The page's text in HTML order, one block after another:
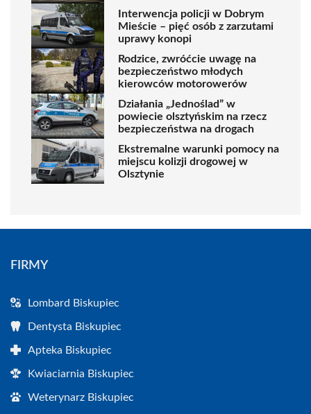
Interwencja policji w Dobrym
Mieście – pięć osób z zarzutami
uprawy konopi
Rodzice, zwróćcie uwagę na
bezpieczeństwo młodych
kierowców motorowerów
Działania „Jednoślad” w
powiecie olsztyńskim na rzecz
bezpieczeństwa na drogach
Ekstremalne warunki pomocy na
miejscu kolizji drogowej w
Olsztynie
FIRMY
Lombard Biskupiec
Dentysta Biskupiec
Apteka Biskupiec
Kwiaciarnia Biskupiec
Weterynarz Biskupiec